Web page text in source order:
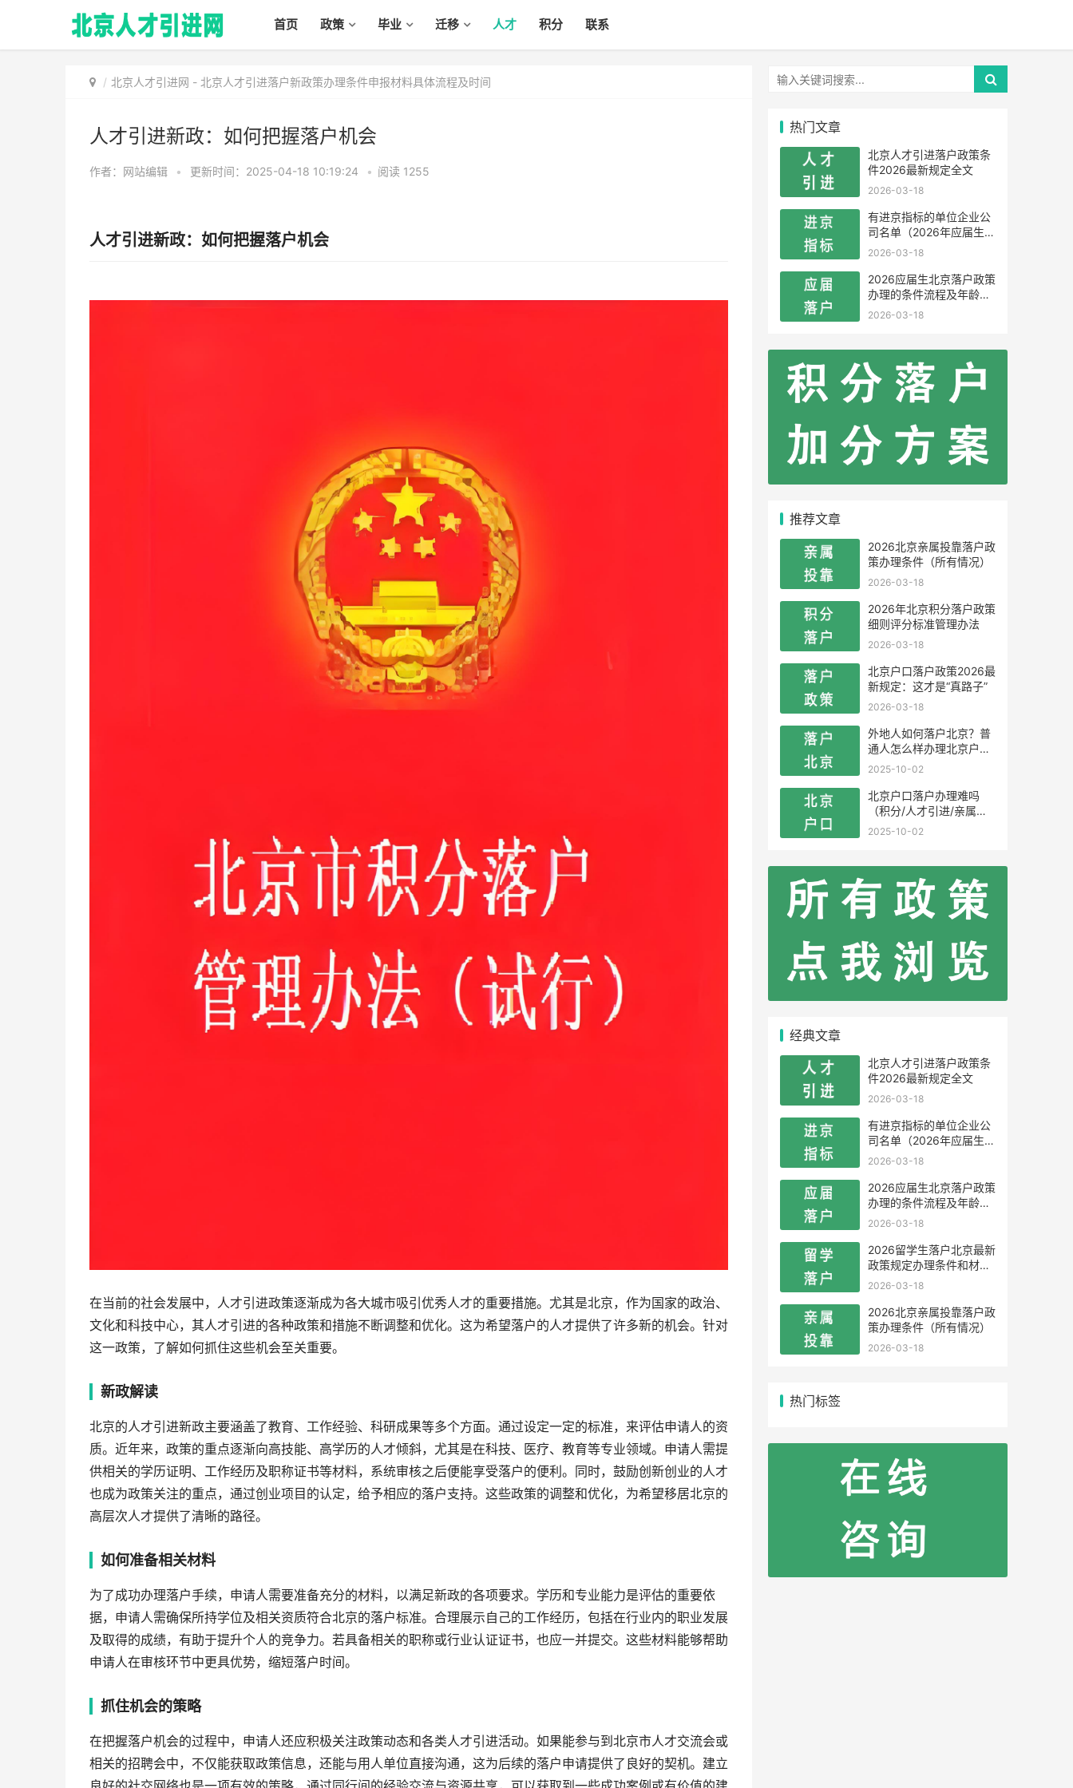
首页 政策 毕业 迁移 人才 积分 联系
北京人才引进网 - 北京人才引进落户新政策办理条件申报材料具体流程及时间
人才引进新政：如何把握落户机会
作者：网站编辑 • 更新时间：2025-04-18 10:19:24 • 阅读 1255
人才引进新政：如何把握落户机会
在当前的社会发展中，人才引进政策逐渐成为各大城市吸引优秀人才的重要措施。尤其是北京，作为国家的政治、
文化和科技中心，其人才引进的各种政策和措施不断调整和优化。这为希望落户的人才提供了许多新的机会。针对
这一政策，了解如何抓住这些机会至关重要。
新政解读
北京的人才引进新政主要涵盖了教育、工作经验、科研成果等多个方面。通过设定一定的标准，来评估申请人的资
质。近年来，政策的重点逐渐向高技能、高学历的人才倾斜，尤其是在科技、医疗、教育等专业领域。申请人需提
供相关的学历证明、工作经历及职称证书等材料，系统审核之后便能享受落户的便利。同时，鼓励创新创业的人才
也成为政策关注的重点，通过创业项目的认定，给予相应的落户支持。这些政策的调整和优化，为希望移居北京的
高层次人才提供了清晰的路径。
如何准备相关材料
为了成功办理落户手续，申请人需要准备充分的材料，以满足新政的各项要求。学历和专业能力是评估的重要依
据，申请人需确保所持学位及相关资质符合北京的落户标准。合理展示自己的工作经历，包括在行业内的职业发展
及取得的成绩，有助于提升个人的竞争力。若具备相关的职称或行业认证证书，也应一并提交。这些材料能够帮助
申请人在审核环节中更具优势，缩短落户时间。
抓住机会的策略
在把握落户机会的过程中，申请人还应积极关注政策动态和各类人才引进活动。如果能参与到北京市人才交流会或
相关的招聘会中，不仅能获取政策信息，还能与用人单位直接沟通，这为后续的落户申请提供了良好的契机。建立
热门文章
北京人才引进落户政策条
件2026最新规定全文
2026-03-18
有进京指标的单位企业公
司名单（2026年应届生留
学生）
2026-03-18
2026应届生北京落户政策
办理的条件流程及年龄限
制
2026-03-18
推荐文章
2026北京亲属投靠落户政
策办理条件（所有情况）
2026-03-18
2026年北京积分落户政策
细则评分标准管理办法
2026-03-18
北京户口落户政策2026最
新规定：这才是“真路子”
2026-03-18
外地人如何落户北京？普
通人怎么样办理北京户
口？
2025-10-02
北京户口落户办理难吗
（积分/人才引进/亲属投
靠）
2025-10-02
经典文章
北京人才引进落户政策条
件2026最新规定全文
2026-03-18
有进京指标的单位企业公
司名单（2026年应届生留
学生）
2026-03-18
2026应届生北京落户政策
办理的条件流程及年龄限
制
2026-03-18
2026留学生落户北京最新
政策规定办理条件和材料
及流程
2026-03-18
2026北京亲属投靠落户政
策办理条件（所有情况）
2026-03-18
热门标签